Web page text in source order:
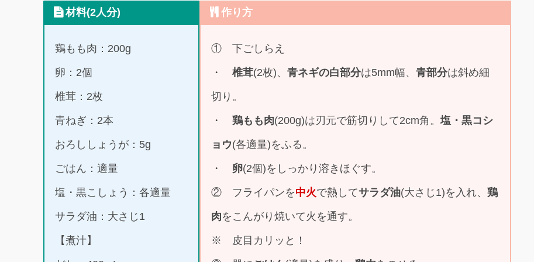
材料(2人分)
鶏もも肉：200g
卵：2個
椎茸：2枚
青ねぎ：2本
おろししょうが：5g
ごはん：適量
塩・黒こしょう：各適量
サラダ油：大さじ1
【煮汁】
作り方
① 下ごしらえ
・ 椎茸(2枚)、 青ネギの白部分は5mm幅、 青部分は斜め細
切り。
・ 鶏もも肉(200g)は刃元で筋切りして2cm角。 塩・黒コシ
ョウ(各適量)をふる。
・ 卵(2個)をしっかり溶きほぐす。
② フライパンを中火で熱してサラダ油(大さじ1)を入れ、 鶏
肉をこんがり焼いて火を通す。
※ 皮目カリッと！